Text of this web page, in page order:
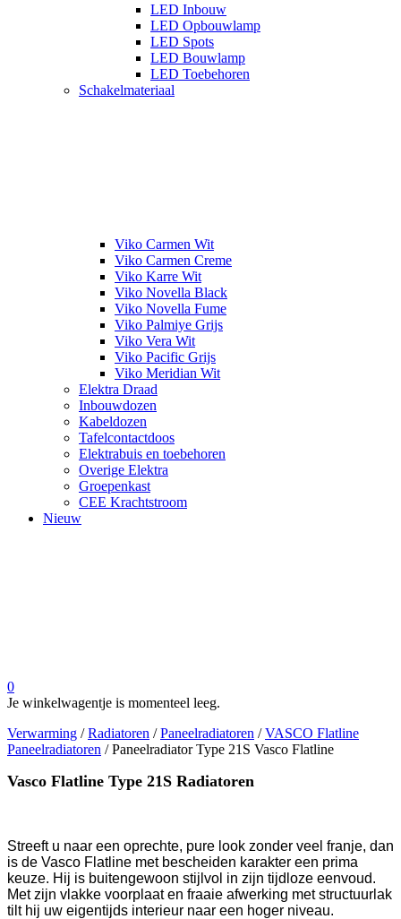
LED Inbouw
LED Opbouwlamp
LED Spots
LED Bouwlamp
LED Toebehoren
Schakelmateriaal
Viko Carmen Wit
Viko Carmen Creme
Viko Karre Wit
Viko Novella Black
Viko Novella Fume
Viko Palmiye Grijs
Viko Vera Wit
Viko Pacific Grijs
Viko Meridian Wit
Elektra Draad
Inbouwdozen
Kabeldozen
Tafelcontactdoos
Elektrabuis en toebehoren
Overige Elektra
Groepenkast
CEE Krachtstroom
Nieuw
0
Je winkelwagentje is momenteel leeg.
Verwarming /Radiatoren /Paneelradiatoren /VASCO Flatline
Paneelradiatoren / Paneelradiator Type 21S Vasco Flatline
Vasco Flatline Type 21S Radiatoren
Streeft u naar een oprechte, pure look zonder veel franje, dan
is de Vasco Flatline met bescheiden karakter een prima
keuze. Hij is buitengewoon stijlvol in zijn tijdloze eenvoud.
Met zijn vlakke voorplaat en fraaie afwerking met structuurlak
tilt hij uw eigentijds interieur naar een hoger niveau.